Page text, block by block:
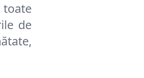
toate
de